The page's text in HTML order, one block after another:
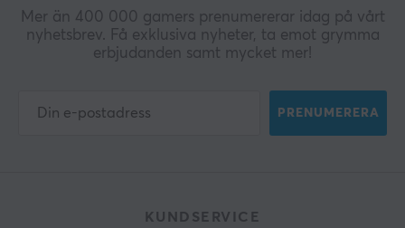
Mer än 400 000 gamers prenumererar idag på vårt
nyhetsbrev. Få exklusiva nyheter, ta emot grymma
erbjudanden samt mycket mer!
PRENUMERERA
KUNDSERVICE